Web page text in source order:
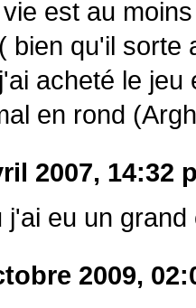
est au
bien qu'il sorte
acheté le
en rond
2007, 14:32
j'ai eu un
2009,